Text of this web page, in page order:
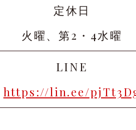
定休日
火曜、第2・4水曜
LINE
https://lin.ee/